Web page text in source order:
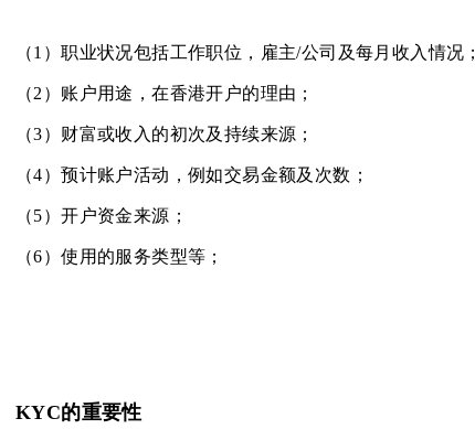
（1）职业状况包括工作职位，雇主/公司及每月收入情况；
（2）账户用途，在香港开户的理由；
（3）财富或收入的初次及持续来源；
（4）预计账户活动，例如交易金额及次数；
（5）开户资金来源；
（6）使用的服务类型等；
KYC的重要性